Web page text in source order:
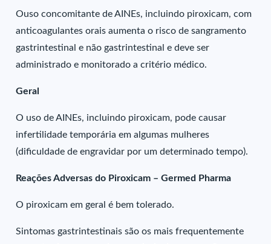
Ouso concomitante de AINEs, incluindo piroxicam, com
anticoagulantes orais aumenta o risco de sangramento
gastrintestinal e não gastrintestinal e deve ser
administrado e monitorado a critério médico.
Geral
O uso de AINEs, incluindo piroxicam, pode causar
infertilidade temporária em algumas mulheres
(dificuldade de engravidar por um determinado tempo).
Reações Adversas do Piroxicam – Germed Pharma
O piroxicam em geral é bem tolerado.
Sintomas gastrintestinais são os mais frequentemente